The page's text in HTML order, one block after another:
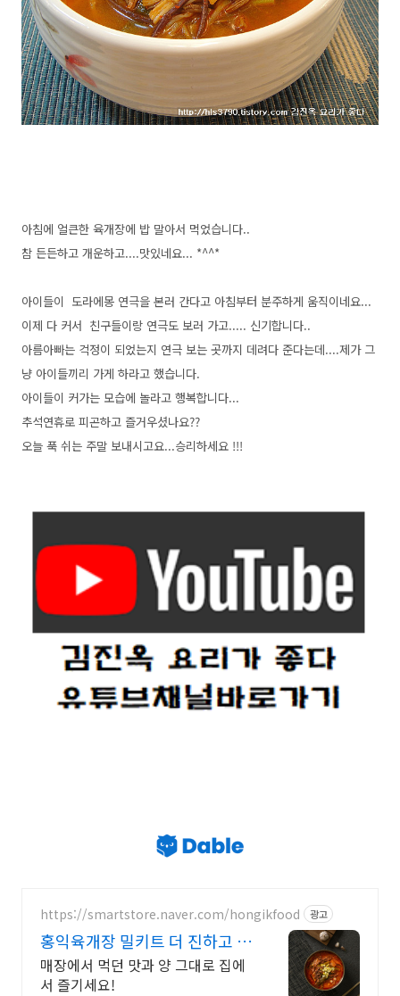
아침에 얼큰한 육개장에 밥 말아서 먹었습니다..
참 든든하고 개운하고....맛있네요... *^^*
아이들이 도라에몽 연극을 본러 간다고 아침부터 분주하게 움직이네요...
이제 다 커서 친구들이랑 연극도 보러 가고..... 신기합니다..
아름아빠는 걱정이 되었는지 연극 보는 곳까지 데려다 준다는데....제가 그
냥 아이들끼리 가게 하라고 했습니다.
아이들이 커가는 모습에 놀라고 행복합니다...
추석연휴로 피곤하고 즐거우셨나요??
오늘 푹 쉬는 주말 보내시고요...승리하세요 !!!
https://smartstore.naver.com/hongikfood 광고
홍익육개장 밀키트 더 진하고 푸
짐한 간편식
매장에서 먹던 맛과 양 그대로 집에
서 즐기세요!